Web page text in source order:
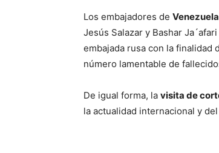
Los embajadores de
Jesús Salazar y Bashar
embajada rusa con la finalidad
número lamentable de
De igual forma, la visita de
la actualidad internacional y del